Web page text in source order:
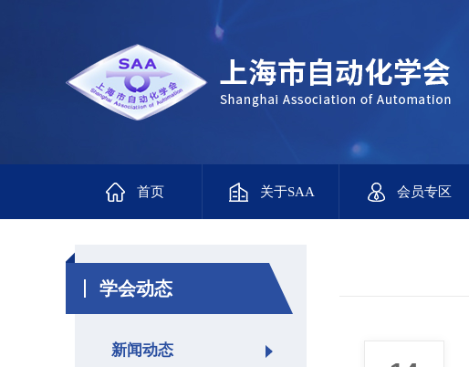
首页 关于SAA 会员专区
学会动态
新闻动态